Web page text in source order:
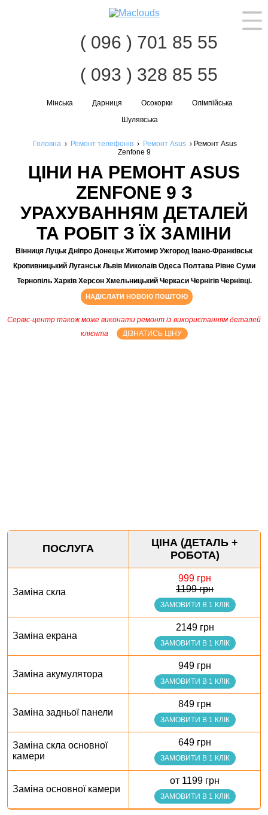
( 096 ) 701 85 55
( 093 ) 328 85 55
Мінська Дарниця Осокорки
Олімпійська
Шулявська
Головна › Ремонт телефонів › Ремонт Asus › Ремонт Asus
Zenfone 9
ЦІНИ НА РЕМОНТ ASUS
ZENFONE 9 З
УРАХУВАННЯМ ДЕТАЛЕЙ
ТА РОБІТ З ЇХ ЗАМІНИ
Вінниця Луцьк Дніпро Донецьк Житомир Ужгород Івано-Франківськ
Кропивницький Луганськ Львів Миколаїв Одеса Полтава Рівне Суми
Тернопіль Харків Херсон Хмельницький Черкаси Чернігів Чернівці.
НАДІСЛАТИ НОВОЮ ПОШТОЮ
Сервіс-центр також може виконати ремонт із використанням деталей
клієнта
ДІЗНАТИСЬ ЦІНУ
ПОСЛУГА
ЦІНА (ДЕТАЛЬ +
РОБОТА)
Заміна скла
999 грн
1199 грн
ЗАМОВИТИ В 1 КЛІК
Заміна екрана
2149 грн
ЗАМОВИТИ В 1 КЛІК
Заміна акумулятора
949 грн
ЗАМОВИТИ В 1 КЛІК
Заміна задньої панели
849 грн
ЗАМОВИТИ В 1 КЛІК
Заміна скла основної
камери
649 грн
ЗАМОВИТИ В 1 КЛІК
Заміна основної камери
от 1199 грн
ЗАМОВИТИ В 1 КЛІК